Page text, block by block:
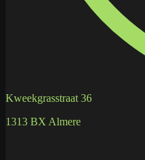
Kweekgrasstraat 36
1313 BX Almere